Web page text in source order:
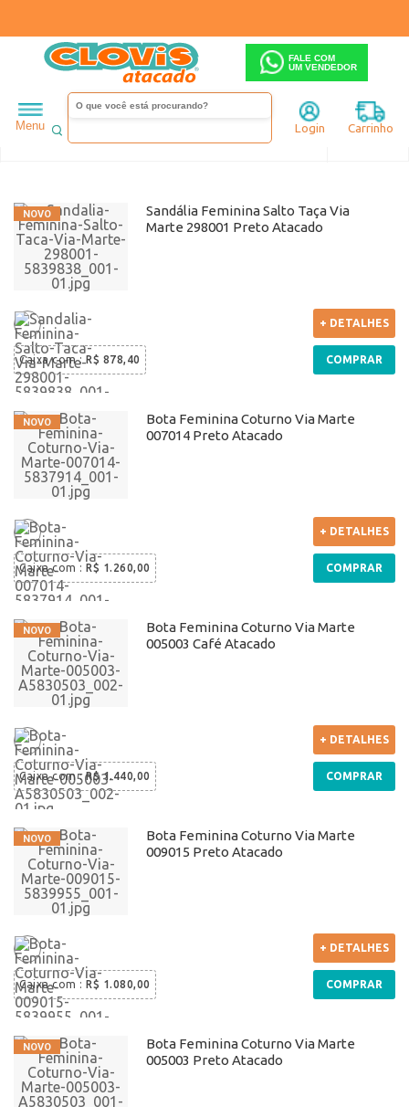
FALE COM
UM VENDEDOR
Menu Login Carrinho
Via Marte
Ordenar
Sandália Feminina Salto Taça Via
Marte 298001 Preto Atacado
Caixa com: R$ 878,40
+ DETALHES
COMPRAR
Bota Feminina Coturno Via Marte
007014 Preto Atacado
Caixa com : R$ 1.260,00
+ DETALHES
COMPRAR
Bota Feminina Coturno Via Marte
005003 Café Atacado
Caixa com:R$ 1.440,00
+ DETALHES
COMPRAR
Bota Feminina Coturno Via Marte
009015 Preto Atacado
Caixa com : R$ 1.080,00
+ DETALHES
COMPRAR
Bota Feminina Coturno Via Marte
005003 Preto Atacado